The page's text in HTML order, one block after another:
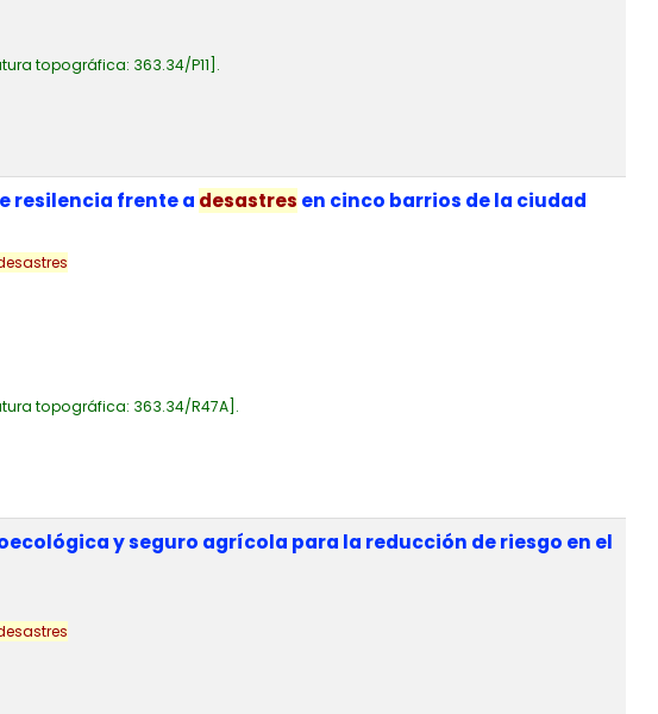
topográfica: 363.34/P11 .
resilencia frente a desastres en cinco barrios de la ciudad
topográfica: 363.34/R47A .
y seguro agrícola para la reducción de riesgo en el